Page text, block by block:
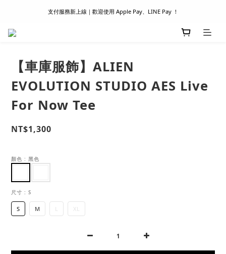
滿 1500 超商取貨免運 │ WORLDWIDE SHIPPING
支付服務新上線｜歡迎使用 Apple Pay、LINE Pay ！
【車庫服飾】ALIEN
EVOLUTION STUDIO AES Live
For Now Tee
NT$1,300
顏色 : 黑色
尺寸 : S
S M L XL